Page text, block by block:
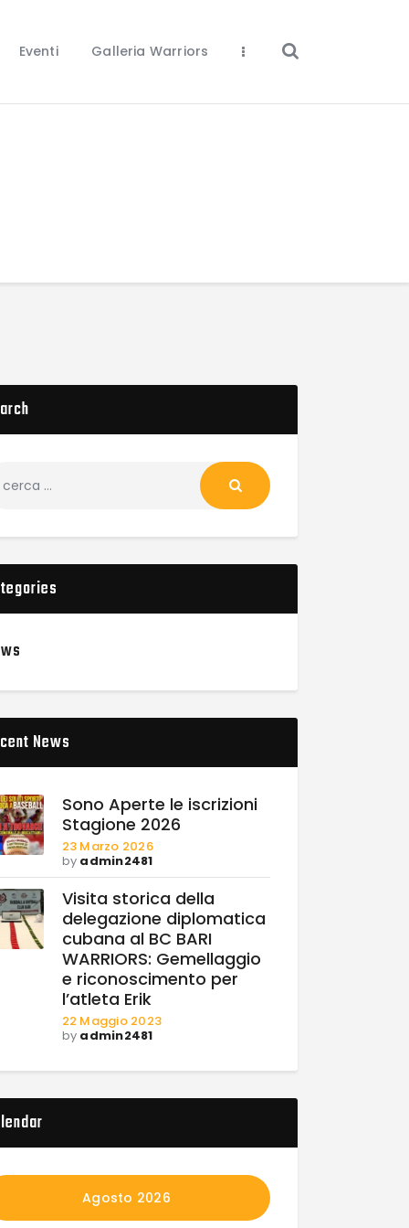
Eventi Galleria Warriors
News
Sono Aperte le iscrizioni
Stagione 2026
23 Marzo 2026
by admin2481
Visita storica della
delegazione diplomatica
cubana al BC BARI
WARRIORS: Gemellaggio
e riconoscimento per
l’atleta Erik
22 Maggio 2023
by admin2481
Agosto 2026